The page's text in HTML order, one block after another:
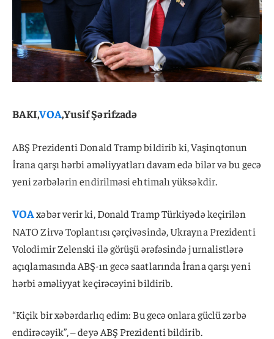
BAKI,VOA,Yusif Şərifzadə
ABŞ Prezidenti Donald Tramp bildirib ki, Vaşinqtonun
İrana qarşı hərbi əməliyyatları davam edə bilər və bu gecə
yeni zərbələrin endirilməsi ehtimalı yüksəkdir.
VOAxəbər verir ki, Donald Tramp Türkiyədə keçirilən
NATO Zirvə Toplantısı çərçivəsində, Ukrayna Prezidenti
Volodimir Zelenski ilə görüşü ərəfəsində jurnalistlərə
açıqlamasında ABŞ-ın gecə saatlarında İrana qarşı yeni
hərbi əməliyyat keçirəcəyini bildirib.
“Kiçik bir xəbərdarlıq edim: Bu gecə onlara güclü zərbə
endirəcəyik”, – deyə ABŞ Prezidenti bildirib.